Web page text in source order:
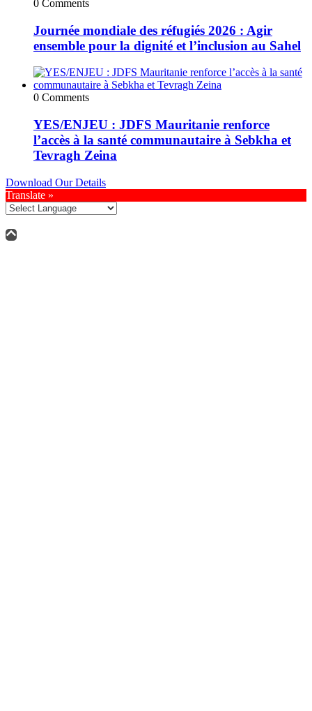
0 Comments
Journée mondiale des réfugiés 2026 : Agir
ensemble pour la dignité et l’inclusion au Sahel
0 Comments
YES/ENJEU : JDFS Mauritanie renforce
l’accès à la santé communautaire à Sebkha et
Tevragh Zeina
Download Our Details
Translate »